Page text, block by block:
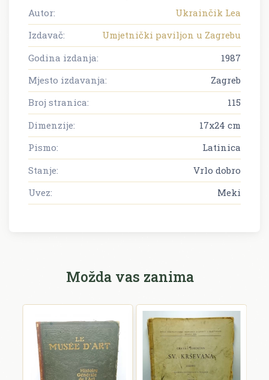
Autor:
Ukrainčik Lea
Izdavač:
Umjetnički paviljon u Zagrebu
Godina izdanja:
1987
Mjesto izdavanja:
Zagreb
Broj stranica:
115
Dimenzije:
17x24 cm
Pismo:
Latinica
Stanje:
Vrlo dobro
Uvez:
Meki
Možda vas zanima